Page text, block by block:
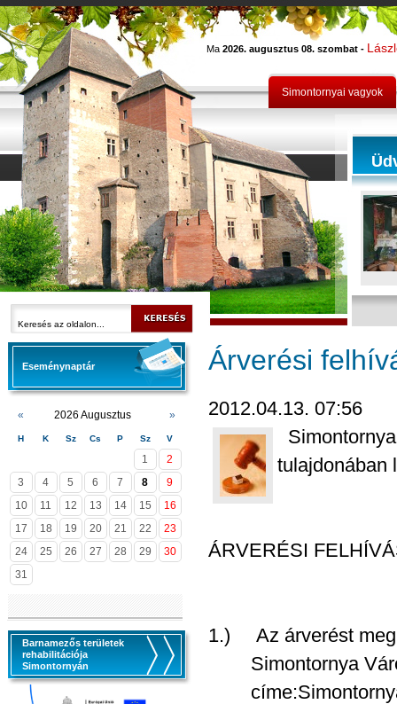
Ma 2026. augusztus 08. szombat -
Simontornyai vagyok
Eseménynaptár
« 2026 Augusztus »
H K Sz Cs P Sz V
1
2
3
4 5 6 7 8
9
10
11 12 13 14 15
16
17
18 19 20 21 22
23
24
25 26 27 28 29
30
31
Barnamezős területek
rehabilitációja
Simontornyán
Árverési
2012.04.13. 07:56
tulajdonában
ÁRVERÉSI
1.) Az árverést
Simontornya